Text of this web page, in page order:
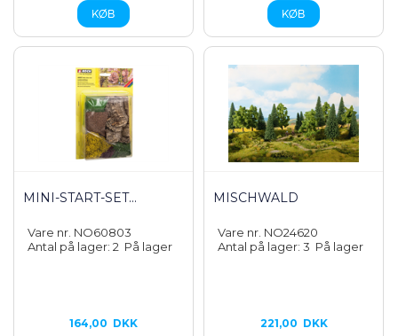
MINI-START-SET...
Vare nr. NO60803
Antal på lager: 2 På lager
164,00 DKK
MISCHWALD
Vare nr. NO24620
Antal på lager: 3 På lager
221,00 DKK